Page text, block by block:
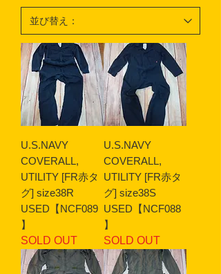
U.S.NAVY
COVERALL,
UTILITY [FR赤タ
グ] size38R
USED【NCF089
】
SOLD OUT
U.S.NAVY
COVERALL,
UTILITY [FR赤タ
グ] size38S
USED【NCF088
】
SOLD OUT